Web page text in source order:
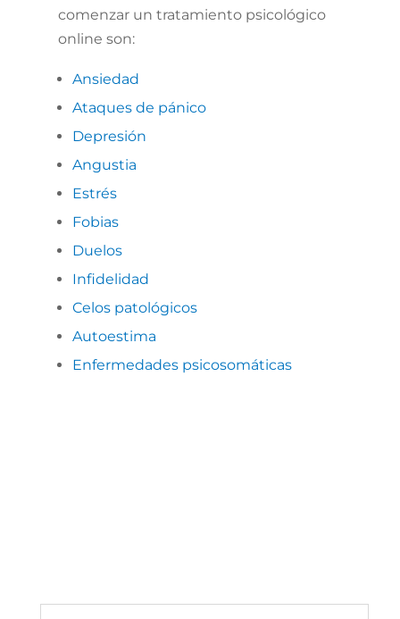
comenzar un tratamiento psicológico
online son:
Ansiedad
Ataques de pánico
Depresión
Angustia
Estrés
Fobias
Duelos
Infidelidad
Celos patológicos
Autoestima
Enfermedades psicosomáticas